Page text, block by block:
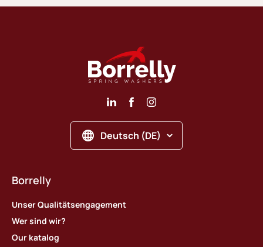
Deutsch (DE)
Borrelly
Unser Qualitätsengagement
Wer sind wir?
Our katalog